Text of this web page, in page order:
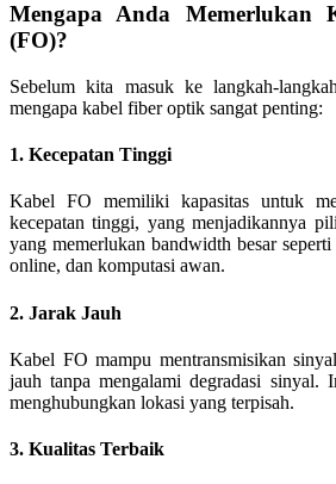
Mengapa Anda Memerlukan
(FO)?
Sebelum kita masuk ke langkah-
mengapa kabel fiber optik sangat penting:
1. Kecepatan Tinggi
Kabel FO memiliki kapasitas untuk
kecepatan tinggi, yang menjadikannya
yang memerlukan bandwidth besar
online, dan komputasi awan.
2. Jarak Jauh
Kabel FO mampu mentransmisikan
jauh tanpa mengalami degradasi sinyal.
menghubungkan lokasi yang terpisah.
3. Kualitas Terbaik